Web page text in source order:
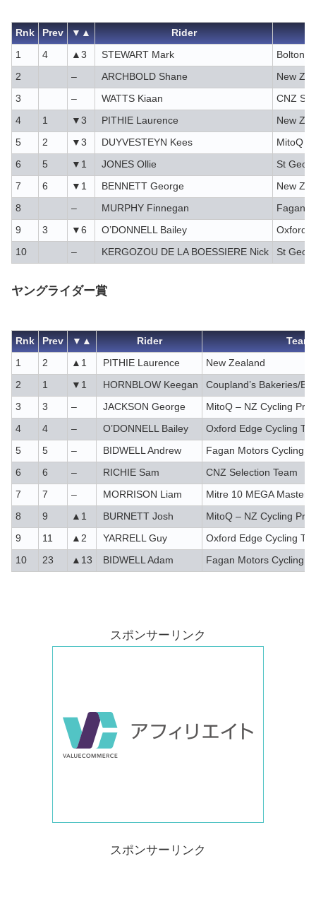
Rnk Prev ▼▲ Rider
1 4 ▲3 STEWART Mark Bolton
2 – ARCHBOLD Shane New
3 – WATTS Kiaan CNZ
4 1 ▼3 PITHIE Laurence New
5 2 ▼3 DUYVESTEYN Kees MitoQ –
6 5 ▼1 JONES Ollie St
7 6 ▼1 BENNETT George New
8 – MURPHY Finnegan Fagan
9 3 ▼6 O’DONNELL Bailey Oxford
10 – KERGOZOU DE LA BOESSIERE Nick St
ヤングライダー賞
Rnk Prev ▼▲ Rider Team
1 2 ▲1 PITHIE Laurence New Zealand
2 1 ▼1 HORNBLOW Keegan Coupland’s Bakeries/
3 3 – JACKSON George MitoQ – NZ Cycling
4 4 – O’DONNELL Bailey Oxford Edge Cycling
5 5 – BIDWELL Andrew Fagan Motors Cycling
6 6 – RICHIE Sam CNZ Selection Team
7 7 – MORRISON Liam Mitre 10 MEGA
8 9 ▲1 BURNETT Josh MitoQ – NZ Cycling
9 11 ▲2 YARRELL Guy Oxford Edge Cycling
10 23 ▲13 BIDWELL Adam Fagan Motors Cycling
スポンサーリンク
スポンサーリンク